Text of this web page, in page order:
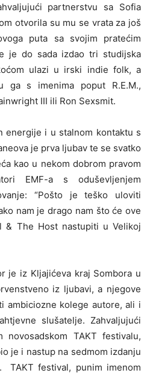
partnerstvu sa Sofia
otvorila su mu se vrata za još
puta sa svojim pratećim
je do sada izdao tri studijska
ulazi u irski indie folk, a
ga s imenima poput R.E.M.,
III ili Ron Sexsmit.
energije i u stalnom kontaktu s
je prva ljubav te se svatko
kao u nekom dobrom pravom
EMF-a s oduševljenjem
“Pošto je teško uloviti
nam je drago nam što će ove
& The Host nastupiti u Velikoj
je iz Kljajićeva kraj Sombora u
iz ljubavi, a njegove
ambiciozne kolege autore, ali i
slušatelje. Zahvaljujući
novosadskom TAKT festivalu,
je i nastup na sedmom izdanju
TAKT festival, punim imenom